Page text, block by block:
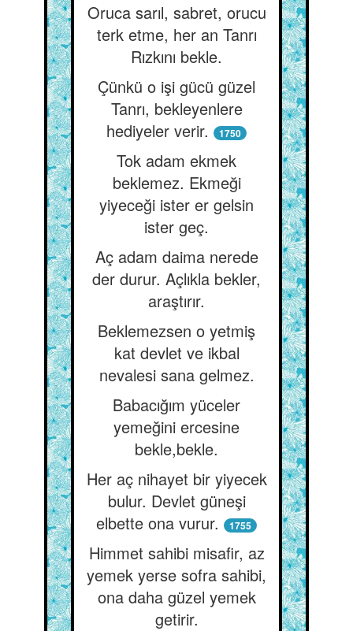
Oruca sarıl, sabret, orucu
terk etme, her an Tanrı
Rızkını bekle.
Çünkü o işi gücü güzel
Tanrı, bekleyenlere
hediyeler verir.
1750
Tok adam ekmek
beklemez. Ekmeği
yiyeceği ister er gelsin
ister geç.
Aç adam daima nerede
der durur. Açlıkla bekler,
araştırır.
Beklemezsen o yetmiş
kat devlet ve ikbal
nevalesi sana gelmez.
Babacığım yüceler
yemeğini ercesine
bekle,bekle.
Her aç nihayet bir yiyecek
bulur. Devlet güneşi
elbette ona vurur.
1755
Himmet sahibi misafir, az
yemek yerse sofra sahibi,
ona daha güzel yemek
getirir.